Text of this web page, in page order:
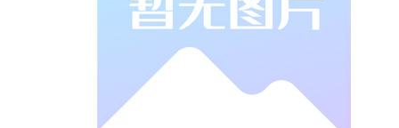
防爆膜不仅能